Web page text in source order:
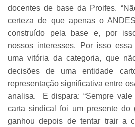
docentes de base da Proifes.
certeza de que apenas o
construído pela base e, por
nossos interesses. Por isso
uma vitória da categoria, que
decisões de uma entidade
representação significativa entre
analisa. E dispara: “Sempre
carta sindical foi um presente do
ganhou depois de tentar trair a